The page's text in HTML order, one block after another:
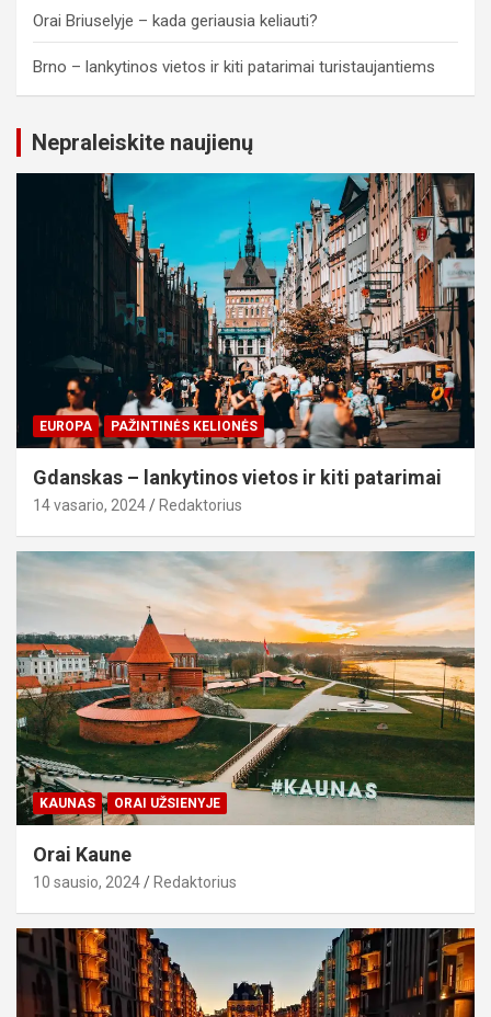
Orai Briuselyje – kada geriausia keliauti?
Brno – lankytinos vietos ir kiti patarimai turistaujantiems
Nepraleiskite naujienų
EUROPA PAŽINTINĖS KELIONĖS
Gdanskas – lankytinos vietos ir kiti patarimai
14 vasario, 2024 Redaktorius
KAUNAS ORAI UŽSIENYJE
Orai Kaune
10 sausio, 2024 Redaktorius